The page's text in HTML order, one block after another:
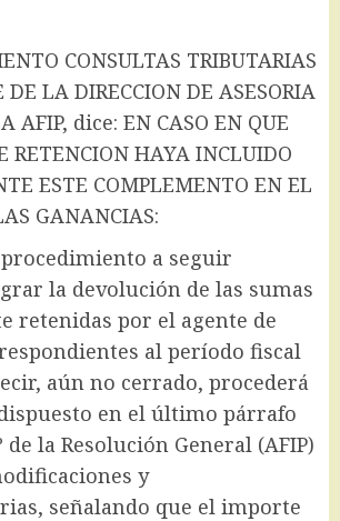
CONSULTAS TRIBUTARIAS
LA DIRECCION DE ASESORIA
AFIP, dice: EN CASO EN QUE
RETENCION HAYA INCLUIDO
ESTE COMPLEMENTO EN EL
GANANCIAS:
a seguir
la devolución de las sumas
retenidas por el agente de
al período fiscal
aún no cerrado, procederá
en el último párrafo
la Resolución General (AFIP)
y
señalando que el importe